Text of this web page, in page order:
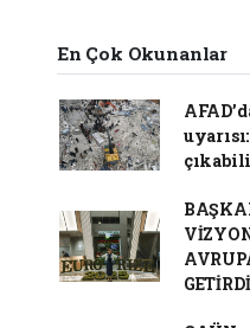
En Çok Okunanlar
GETİRDİ